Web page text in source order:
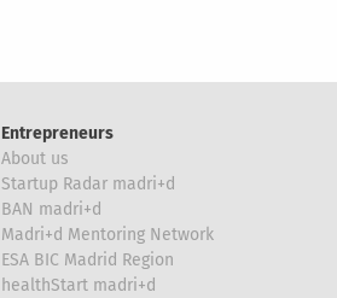
Entrepreneurs
About us
Startup Radar madri+d
BAN madri+d
Madri+d Mentoring Network
ESA BIC Madrid Region
healthStart madri+d